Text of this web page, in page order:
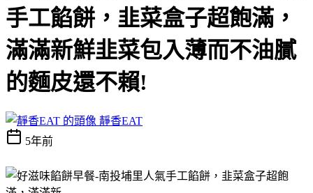
手工餡餅，韭菜盒子超飽滿，
滿滿新鮮韭菜包入薄而不油膩
的麵皮還不賴!
靜香EAT
5年前